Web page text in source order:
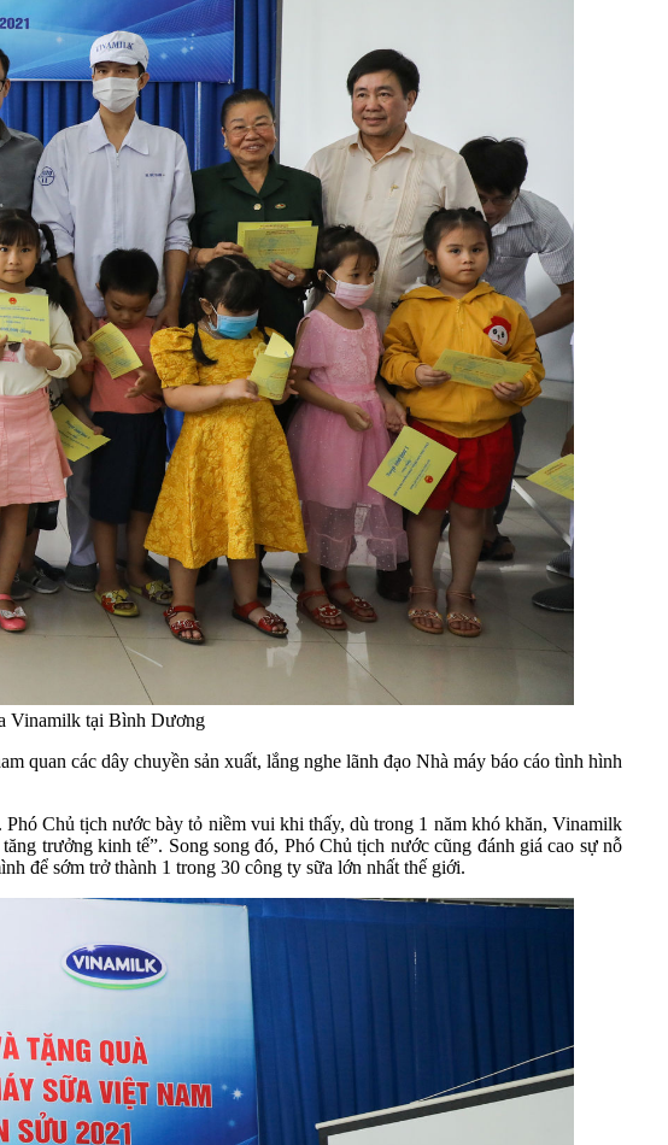
Vinamilk tại Bình Dương
quan các dây chuyền sản xuất, lắng nghe lãnh đạo Nhà máy báo cáo tình hình
Chủ tịch nước bày tỏ niềm vui khi thấy, dù trong 1 năm khó khăn, Vinamilk
trưởng kinh tế”. Song song đó, Phó Chủ tịch nước cũng đánh giá cao sự nỗ
để sớm trở thành 1 trong 30 công ty sữa lớn nhất thế giới.